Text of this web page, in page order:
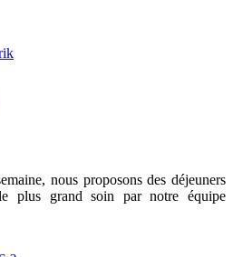
nous proposons des déjeuners
plus grand soin par notre équipe